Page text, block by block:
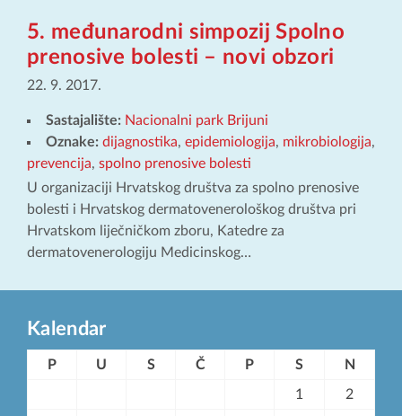
5. međunarodni simpozij Spolno
prenosive bolesti – novi obzori
22. 9. 2017.
Sastajalište: Nacionalni park Brijuni
Oznake: dijagnostika, epidemiologija, mikrobiologija,
prevencija, spolno prenosive bolesti
U organizaciji Hrvatskog društva za spolno prenosive
bolesti i Hrvatskog dermatovenerološkog društva pri
Hrvatskom liječničkom zboru, Katedre za
dermatovenerologiju Medicinskog…
Kalendar
P U S Č P S N
1 2